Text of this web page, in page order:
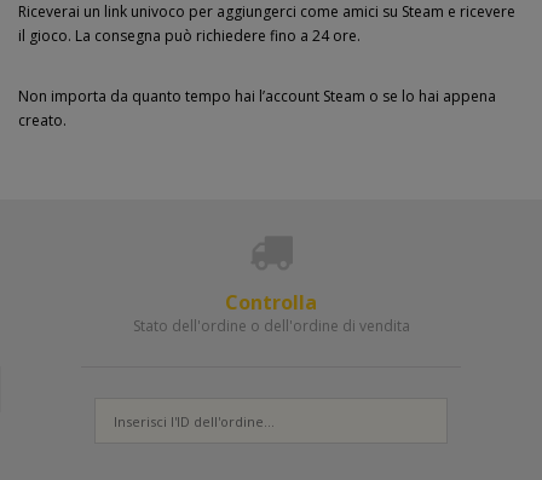
Riceverai un link univoco per aggiungerci come amici su Steam e ricevere
il gioco. La consegna può richiedere fino a 24 ore.
Non importa da quanto tempo hai l’account Steam o se lo hai appena
creato.
Controlla
Stato dell'ordine o dell'ordine di vendita